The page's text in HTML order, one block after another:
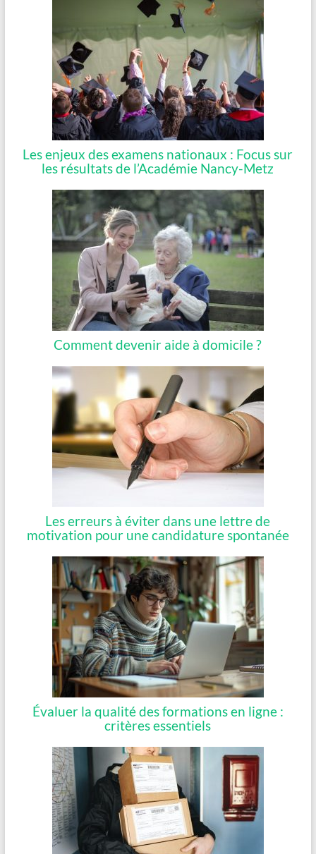
Les enjeux des examens nationaux : Focus sur
les résultats de l’Académie Nancy-Metz
Comment devenir aide à domicile ?
Les erreurs à éviter dans une lettre de
motivation pour une candidature spontanée
Évaluer la qualité des formations en ligne :
critères essentiels